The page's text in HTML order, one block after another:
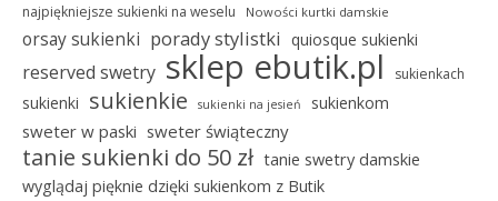
najpiękniejsze sukienki na weselu Nowości kurtki damskie
orsay sukienki porady stylistki quiosque sukienki
reserved swetry sklep ebutik.pl sukienkach
sukienki sukienkie sukienki na jesień sukienkom
sweter w paski sweter świąteczny
tanie sukienki do 50 zł tanie swetry damskie
wyglądaj pięknie dzięki sukienkom z Butik